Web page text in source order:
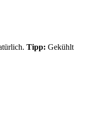
Tipp: Gekühlt